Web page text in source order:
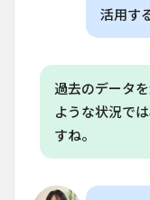
活用す
過去のデータ
ような状況で
すね。